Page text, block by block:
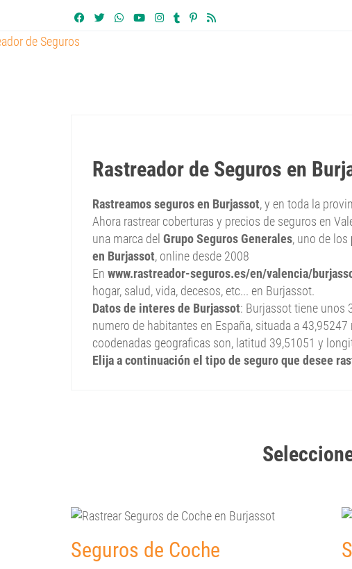
Rastreador de Seguros en
Rastreamos seguros en Burjassot, y en toda la
Ahora rastrear coberturas y precios de seguros en
una marca del Grupo Seguros Generales, uno de los
en Burjassot, online desde 2008
En www.rastreador-seguros.es/en/valencia/
hogar, salud, vida, decesos, etc... en Burjassot.
Datos de interes de Burjassot: Burjassot tiene unos
numero de habitantes en España, situada a
coodenadas geograficas son, latitud 39,51051 y
Elija a continuación el tipo de seguro que desee
Seguros de Coche